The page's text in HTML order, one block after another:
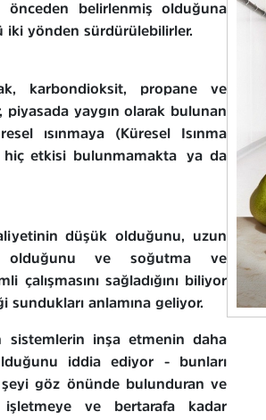
önceden belirlenmiş olduğuna
iki yönden sürdürülebilirler.
karbondioksit, propane ve
yaygın olarak bulunan
ısınmaya (Küresel Isınma
hiç etkisi bulunmamakta ya da
düşük olduğunu, uzun
olduğunu ve soğutma ve
sağladığını biliyor
sundukları anlamına geliyor.
sistemlerin inşa etmenin daha
iddia ediyor - bunları
göz önünde bulunduran ve
ve bertarafa kadar